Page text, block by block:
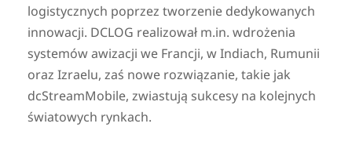
logistycznych poprzez tworzenie dedykowanych
innowacji. DCLOG realizował m.in. wdrożenia
systemów awizacji we Francji, w Indiach, Rumunii
oraz Izraelu, zaś nowe rozwiązanie, takie jak
dcStreamMobile, zwiastują sukcesy na kolejnych
światowych rynkach.